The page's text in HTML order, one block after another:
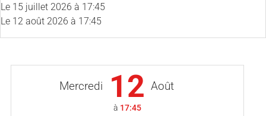
Le 15 juillet 2026 à 17:45
Le 12 août 2026 à 17:45
Mercredi 12 Août
à 17:45